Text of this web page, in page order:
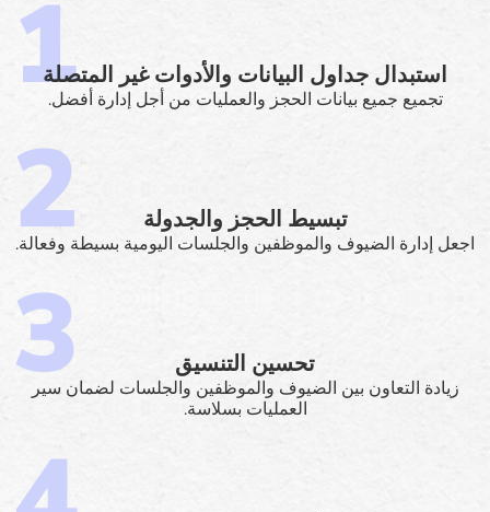
استبدال جداول البيانات والأدوات غير المتصلة
تجميع جميع بيانات الحجز والعمليات من أجل إدارة أفضل.
تبسيط الحجز والجدولة
اجعل إدارة الضيوف والموظفين والجلسات اليومية بسيطة وفعالة.
تحسين التنسيق
زيادة التعاون بين الضيوف والموظفين والجلسات لضمان سير
العمليات بسلاسة.